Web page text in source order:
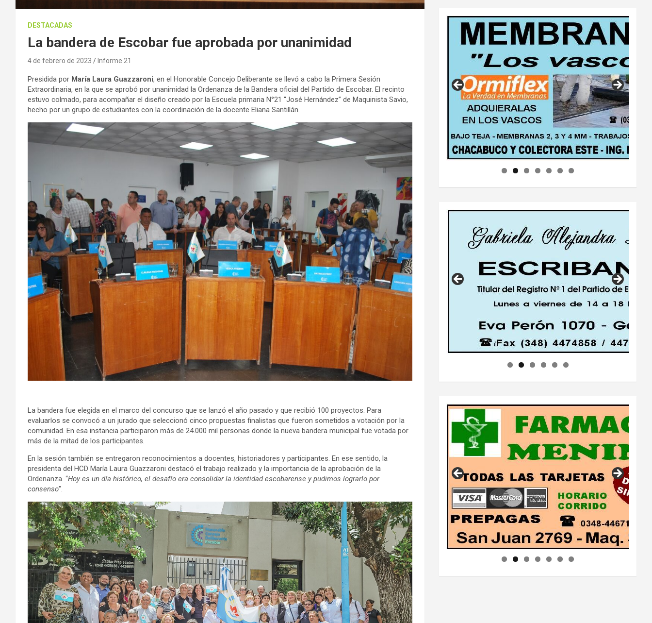
DESTACADAS
La bandera de Escobar fue aprobada por unanimidad
4 de febrero de 2023 Informe 21
Presidida por María Laura Guazzaroni, en el Honorable Concejo Deliberante se llevó a cabo la Primera Sesión
Extraordinaria, en la que se aprobó por unanimidad la Ordenanza de la Bandera oficial del Partido de Escobar. El recinto
estuvo colmado, para acompañar el diseño creado por la Escuela primaria N°21 “José Hernández” de Maquinista Savio,
hecho por un grupo de estudiantes con la coordinación de la docente Eliana Santillán.
La bandera fue elegida en el marco del concurso que se lanzó el año pasado y que recibió 100 proyectos. Para
evaluarlos se convocó a un jurado que seleccionó cinco propuestas finalistas que fueron sometidos a votación por la
comunidad. En esa instancia participaron más de 24.000 mil personas donde la nueva bandera municipal fue votada por
más de la mitad de los participantes.
En la sesión también se entregaron reconocimientos a docentes, historiadores y participantes. En ese sentido, la
presidenta del HCD María Laura Guazzaroni destacó el trabajo realizado y la importancia de la aprobación de la
Ordenanza. “Hoy es un día histórico, el desafío era consolidar la identidad escobarense y pudimos lograrlo por
consenso”.